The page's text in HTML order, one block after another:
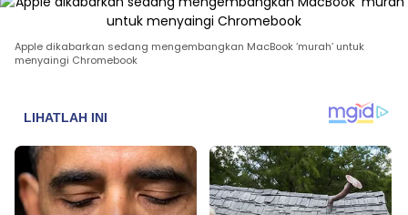
Apple dikabarkan sedang mengembangkan MacBook ‘murah’ untuk
menyaingi Chromebook